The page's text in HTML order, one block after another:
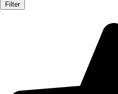
Filter